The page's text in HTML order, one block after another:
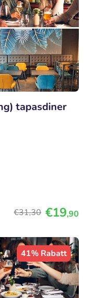
tapasdiner
€31,30 €19,90
41% Rabatt